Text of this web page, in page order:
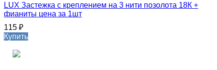
LUX Застежка с креплением на 3 нити позолота 18К +
фианиты цена за 1шт
115 ₽
Купить